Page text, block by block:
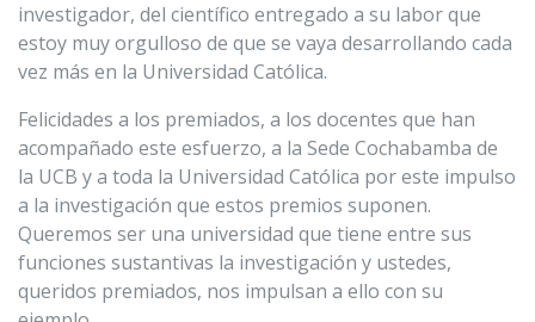
investigador, del científico entregado a su labor que
estoy muy orgulloso de que se vaya desarrollando cada
vez más en la Universidad Católica.
Felicidades a los premiados, a los docentes que han
acompañado este esfuerzo, a la Sede Cochabamba de
la UCB y a toda la Universidad Católica por este impulso
a la investigación que estos premios suponen.
Queremos ser una universidad que tiene entre sus
funciones sustantivas la investigación y ustedes,
queridos premiados, nos impulsan a ello con su